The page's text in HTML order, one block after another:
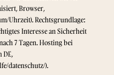
Browser,
Uhrzeit). Rechtsgrundlage:
Interesse an Sicherheit
7 Tagen. Hosting bei
DE,
datenschutz/).